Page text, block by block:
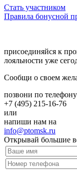
Стать участником
Правила бонусной
присоединяйся к
лояльности уже
Сообщи о своем
позвони по телефону
+7 (495) 215-16-76
или
напиши нам на
info@ptomsk.ru
Открывай большие